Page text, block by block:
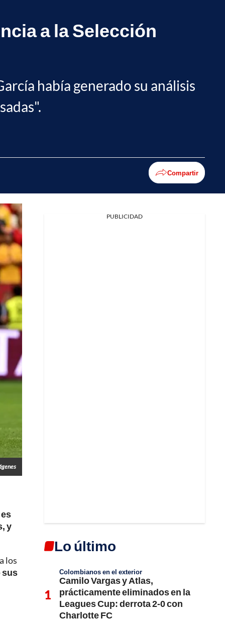
a la Selección
había generado su análisis
Compartir
y
los
sus
PUBLICIDAD
Lo último
Colombianos en el exterior
Camilo Vargas y Atlas,
prácticamente eliminados en la
Leagues Cup: derrota 2-0 con
Charlotte FC